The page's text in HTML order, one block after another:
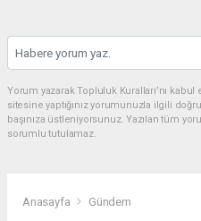
Yorum yazarak Topluluk Kuralları’nı
sitesine yaptığınız yorumunuzla ilgili
başınıza üstleniyorsunuz. Yazılan tüm
sorumlu tutulamaz.
Anasayfa Gündem